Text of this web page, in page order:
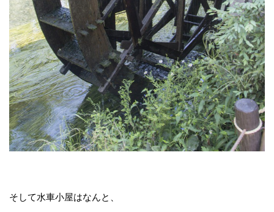
そして水車小屋はなんと、